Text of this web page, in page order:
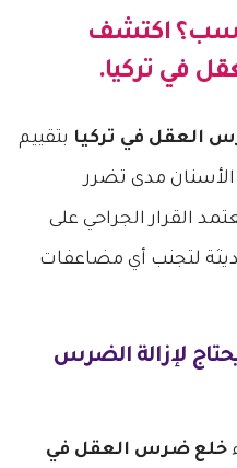
اكتشف
في تركيا.
العقل في تركيا بتقييم
مدى تضرر
القرار الجراحي على
لتجنب أي مضاعفات
لإزالة الضرس
خلع ضرس العقل في